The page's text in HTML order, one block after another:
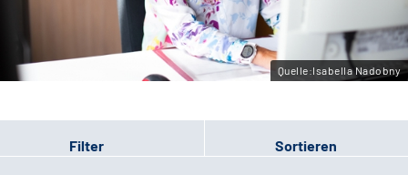
Gebärdensprache
Quelle:Isabella Nadobny
Filter Sortieren